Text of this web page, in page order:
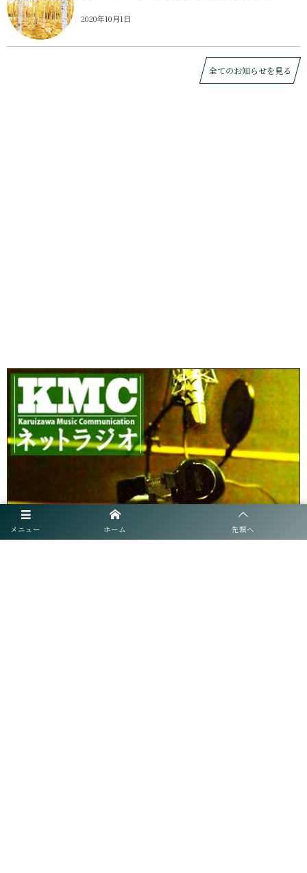
2020年10月1日
全てのお知らせを見る
メニュー ホーム 先頭へ